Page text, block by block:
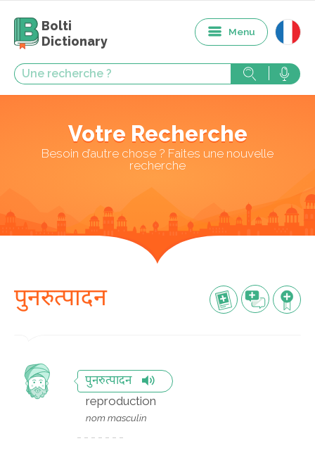
Bolti
Dictionary
Menu
Votre Recherche
Besoin d’autre chose ? Faites une nouvelle
recherche
पुनरुत्पादन
पुनरुत्पादन
reproduction
nom masculin